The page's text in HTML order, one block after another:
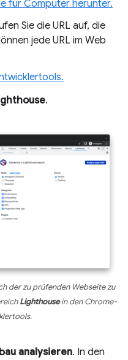
für Computer herunter.
Sie die URL auf, die
jede URL im Web
.
der zu prüfenden Webseite zu
Lighthousein den Chrome-
analysieren. In den